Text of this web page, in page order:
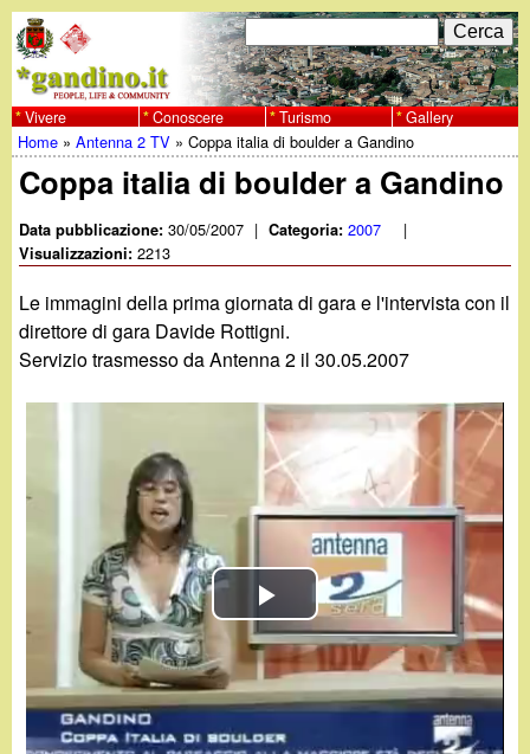
al
contenuto
principale
w
w
w
.
g
a
n
o
F
o
r
m
d
i
r
i
r
c
a
C
e
r
c
a
Vivere Conoscere Turismo Gallery
Tu
sei
qui
Home »Antenna 2 TV »Coppa italia di boulder a Gandino
Coppa italia di boulder a Gandino
Data pubblicazione:30/05/2007 | Categoria:2007 |
Visualizzazioni:2213
Le immagini della prima giornata di gara e l'intervista con il
direttore di gara Davide Rottigni.
Servizio trasmesso da Antenna 2 il 30.05.2007
P
l
a